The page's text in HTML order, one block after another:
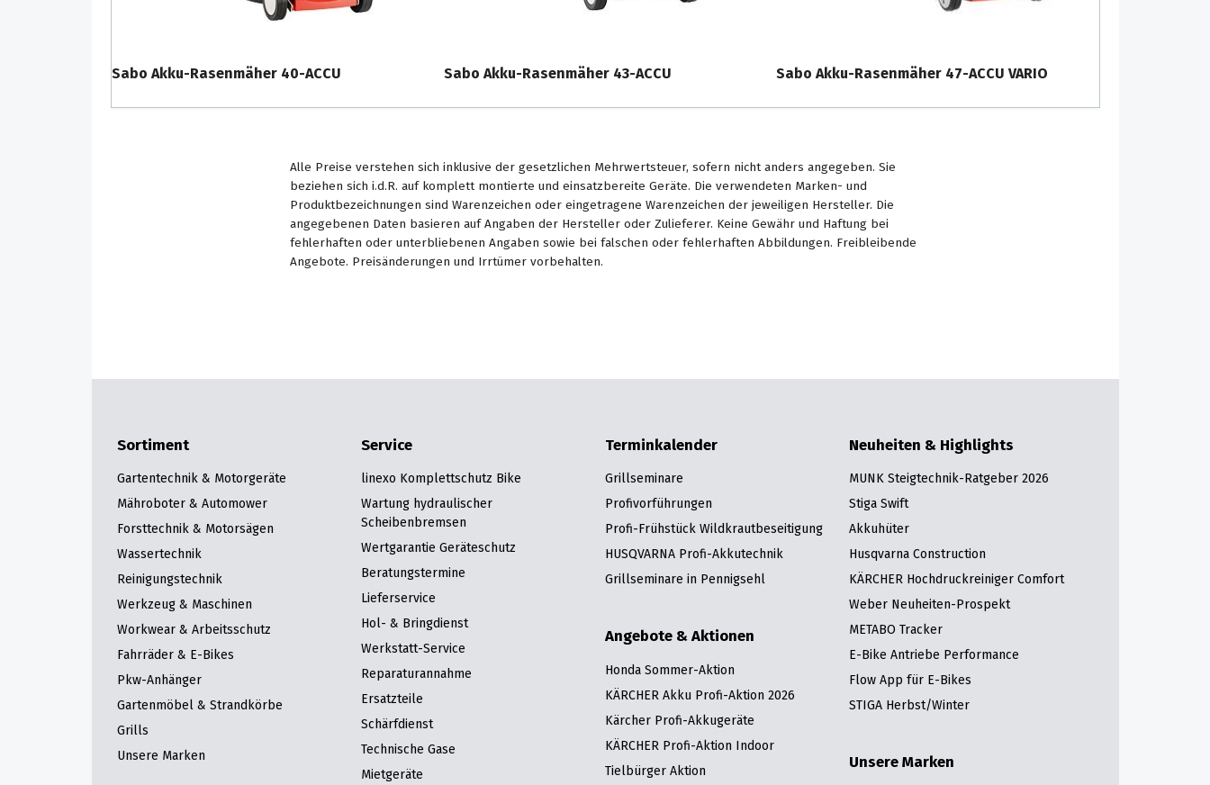
Sabo Akku-Rasenmäher 40-ACCU Sabo Akku-Rasenmäher 43-ACCU Sabo Akku-Rasenmäher 47-ACCU VARIO
Alle Preise verstehen sich inklusive der gesetzlichen Mehrwertsteuer, sofern nicht anders angegeben. Sie
beziehen sich i.d.R. auf komplett montierte und einsatzbereite Geräte. Die verwendeten Marken- und
Produktbezeichnungen sind Warenzeichen oder eingetragene Warenzeichen der jeweiligen Hersteller. Die
angegebenen Daten basieren auf Angaben der Hersteller oder Zulieferer. Keine Gewähr und Haftung bei
fehlerhaften oder unterbliebenen Angaben sowie bei falschen oder fehlerhaften Abbildungen. Freibleibende
Angebote. Preisänderungen und Irrtümer vorbehalten.
Sortiment
Gartentechnik & Motorgeräte
Mähroboter & Automower
Forsttechnik & Motorsägen
Wassertechnik
Reinigungstechnik
Werkzeug & Maschinen
Workwear & Arbeitsschutz
Fahrräder & E-Bikes
Pkw-Anhänger
Gartenmöbel & Strandkörbe
Grills
Unsere Marken
Service
linexo Komplettschutz Bike
Wartung hydraulischer
Scheibenbremsen
Wertgarantie Geräteschutz
Beratungstermine
Lieferservice
Hol- & Bringdienst
Werkstatt-Service
Reparaturannahme
Ersatzteile
Schärfdienst
Technische Gase
Mietgeräte
Terminkalender
Grillseminare
Profivorführungen
Profi-Frühstück Wildkrautbeseitigung
HUSQVARNA Profi-Akkutechnik
Grillseminare in Pennigsehl
Angebote & Aktionen
Honda Sommer-Aktion
KÄRCHER Akku Profi-Aktion 2026
Kärcher Profi-Akkugeräte
KÄRCHER Profi-Aktion Indoor
Tielbürger Aktion
Neuheiten & Highlights
MUNK Steigtechnik-Ratgeber 2026
Stiga Swift
Akkuhüter
Husqvarna Construction
KÄRCHER Hochdruckreiniger Comfort
Weber Neuheiten-Prospekt
METABO Tracker
E-Bike Antriebe Performance
Flow App für E-Bikes
STIGA Herbst/Winter
Unsere Marken